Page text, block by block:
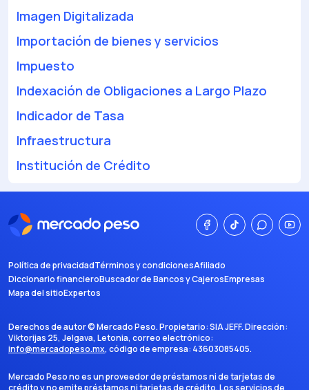
Imagen Digitalizada
Importación de bienes y servicios
Impuesto
Indexación de Obligaciones a Largo Plazo
Indicador de Tasa
Infraestructura
Institución de Crédito
Política de privacidadTérminos y condicionesAfiliado
Diccionario financieroBuscador de Bancos y CajerosEmpresas
Mapa del sitioExpertos
Derechos de autor ©Mercado Peso. Propietario:SIA JEFF. Dirección:
Viktorijas 25, Jelgava, Letonia, correo electrónico:
info@mercadopeso.mx, código de empresa: 43603085405.
Mercado Peso no es un proveedor de préstamos ni de tarjetas de
crédito y no emite préstamos ni tarjetas de crédito. Los servicios de